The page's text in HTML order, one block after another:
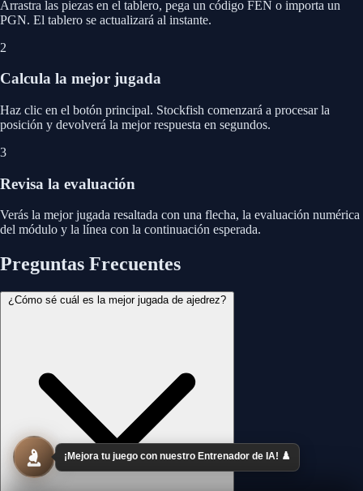
Arrastra las piezas en el tablero, pega un código FEN o importa un
PGN. El tablero se actualizará al instante.
2
Calcula la mejor jugada
Haz clic en el botón principal. Stockfish comenzará a procesar la
posición y devolverá la mejor respuesta en segundos.
3
Revisa la evaluación
Verás la mejor jugada resaltada con una flecha, la evaluación numérica
del módulo y la línea con la continuación esperada.
Preguntas Frecuentes
¿Cómo sé cuál es la mejor jugada de ajedrez?
¡Mejora tu juego con nuestro Entrenador de IA! ♟️